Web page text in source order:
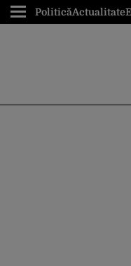
PoliticăActualitate